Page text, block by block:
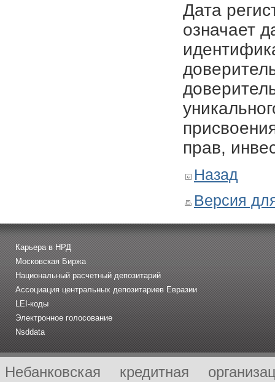
Дата
означает
прав,
Назад
Версия
Карьера в НРД
Московская Биржа
Национальный расчетный депозитарий
Ассоциация центральных депозитариев Евразии
LEI-коды
Электронное голосование
Nsddata
Небанковская кредитная